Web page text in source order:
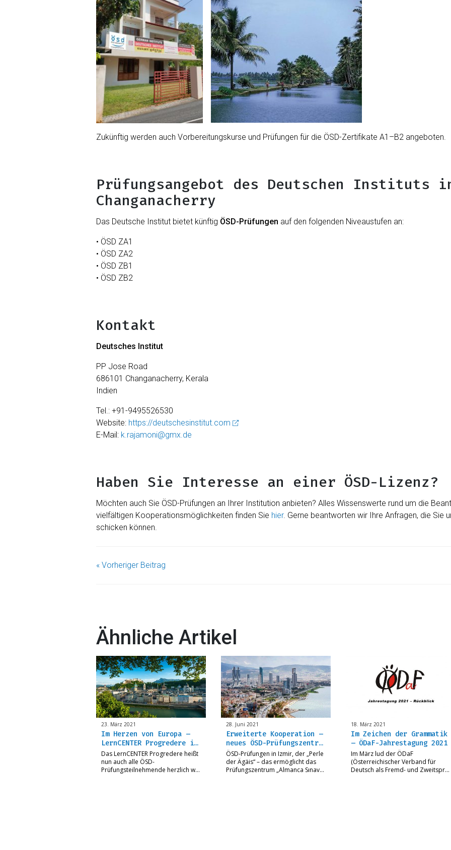
Zukünftig werden auch Vorbereitungskurse und Prüfungen für die ÖSD-Zertifikate A1–B2 angeboten.
Prüfungsangebot des Deutschen Instituts
Changanacherry
Das Deutsche Institut bietet künftig ÖSD-Prüfungen auf den folgenden Niveaustufen an:
• ÖSD ZA1
• ÖSD ZA2
• ÖSD ZB1
• ÖSD ZB2
Kontakt
Deutsches Institut
PP Jose Road
686101 Changanacherry, Kerala
Indien
Tel.: +91-9495526530
Website: https://deutschesinstitut.com
E-Mail: k.rajamoni@gmx.de
Haben Sie Interesse an einer ÖSD-Lizenz?
Möchten auch Sie ÖSD-Prüfungen an Ihrer Institution anbieten? Alles Wissenswerte rund um die
vielfältigen Kooperationsmöglichkeiten finden Sie hier. Gerne beantworten wir Ihre Anfragen, die Sie
schicken können.
« Vorheriger Beitrag
Ähnliche Artikel
23. März 2021
Im Herzen von Europa –
LernCENTER Progredere i…
Das LernCENTER Progredere heißt
nun auch alle ÖSD-
Prüfungsteilnehmende herzlich w…
28. Juni 2021
Erweiterte Kooperation –
neues ÖSD-Prüfungszentr…
ÖSD-Prüfungen in Izmir, der „Perle
der Ägäis“ – das ermöglicht das
Prüfungszentrum „Almanca Sınav…
18. März 2021
Im Zeichen der Grammatik
– ÖDaF-Jahrestagung 2021
Im März lud der ÖDaF
(Österreichischer Verband für
Deutsch als Fremd- und Zweitspr…